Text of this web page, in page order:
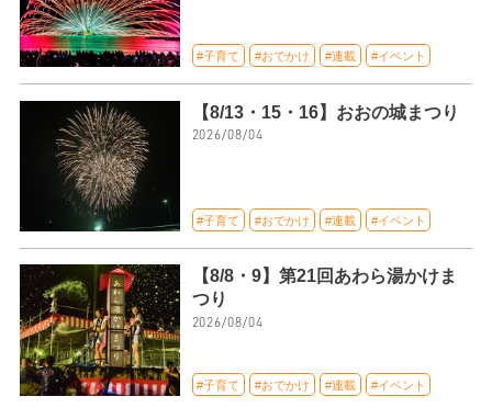
#子育て #おでかけ #連載 #イベント
【8/13・15・16】おおの城まつり
2026/08/04
#子育て #おでかけ #連載 #イベント
【8/8・9】第21回あわら湯かけま
つり
2026/08/04
#子育て #おでかけ #連載 #イベント